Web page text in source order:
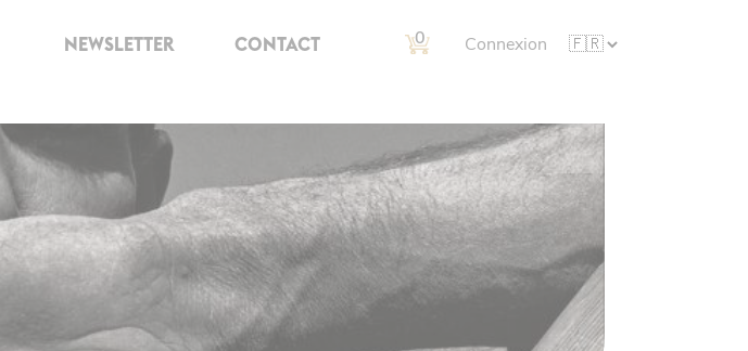
NEWSLETTER CONTACT 0 Connexion